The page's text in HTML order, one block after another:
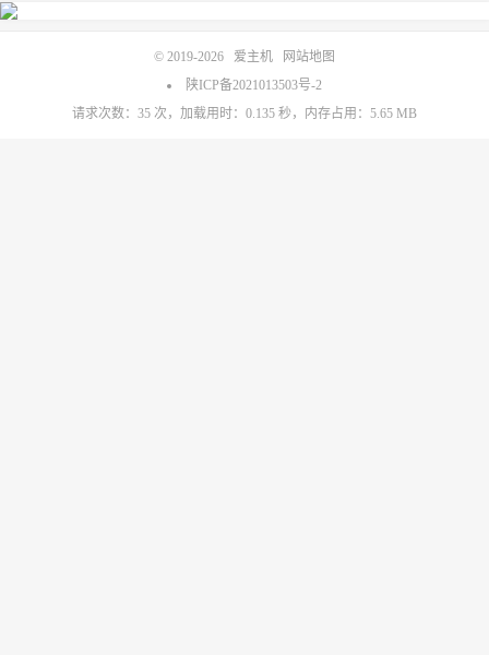
© 2019-2026 爱主机
网站地图
陕ICP备2021013503号-2
请求次数：35 次，加载用时：0.135 秒，内存占用：5.65 MB